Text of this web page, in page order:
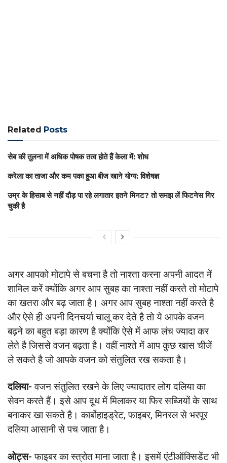
Related Posts
सेब की तुलना में अधिक पोषक तत्व होते हैं केला में: शोध
करेला का ताजा और कम पका हुआ बीज खाने योग्य: विशेषज्ञ
उम्र के हिसाब से नहीं दौड़ पा रहे लगातार इतने मिनट? तो समझ लें फिटनेस गिर
चुकी है
अगर आपको मोटापे से बचना है तो नाश्ता करना अपनी आदत में
शामिल करें क्योंकि अगर आप सुबह का नाश्ता नहीं करते तो मोटापे
का खतरा और बढ़ जाता है। अगर आप सुबह नाश्ता नहीं करते है
और ऐसे ही अपनी दिनचर्या चालू कर देते है तो ये आपके वजन
बढ़ने का बहुत बड़ा कारण है क्योंकि ऐसे में आफ लंच ज्यादा कर
लेते है जिससे वजन बढ़ता है। वहीं नाश्ते में आप कुछ खास चीजें
ले सकते है जो आपके वजन को संतुलित रख सकता है।
दलिया- वजन संतुलित रखने के लिए ज्यादातर लोग दलिया का
सेवन करते हैं। इसे आप दूध में मिलाकर या फिर सब्जियों के साथ
बनाकर खा सकते है। कार्बोहाइड्रेट, फाइबर, मिनरल से भरपूर
दलिया आसानी से पच जाता है।
ओट्स- फाइबर का स्त्रोत माना जाता है। इसमें एंटीऑक्सिडेंट भी